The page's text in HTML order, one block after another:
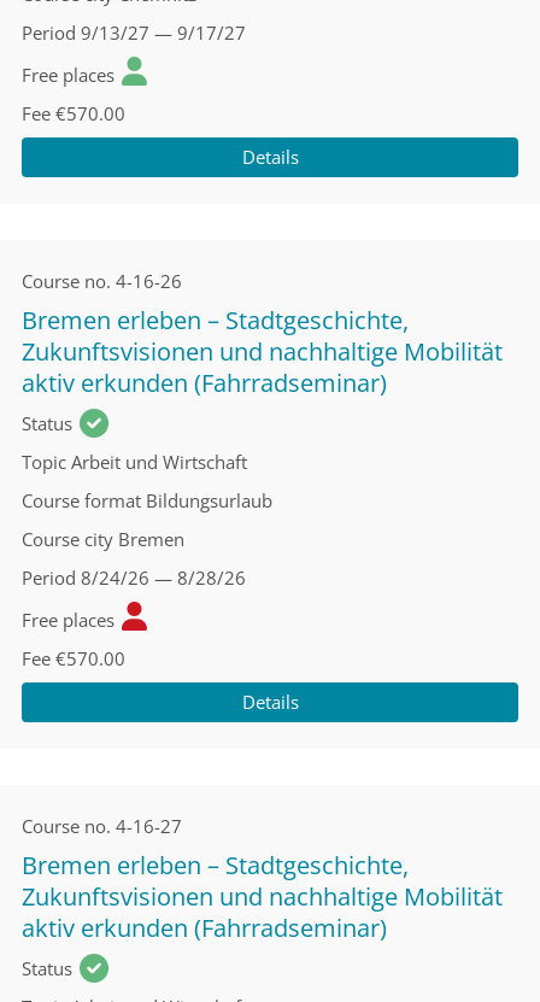
Period 9/13/27 — 9/17/27
Free places
Fee €570.00
Details
Course no. 4-16-26
Bremen erleben – Stadtgeschichte,
Zukunftsvisionen und nachhaltige Mobilität
aktiv erkunden (Fahrradseminar)
Status
Topic Arbeit und Wirtschaft
Course format Bildungsurlaub
Course city Bremen
Period 8/24/26 — 8/28/26
Free places
Fee €570.00
Details
Course no. 4-16-27
Bremen erleben – Stadtgeschichte,
Zukunftsvisionen und nachhaltige Mobilität
aktiv erkunden (Fahrradseminar)
Status